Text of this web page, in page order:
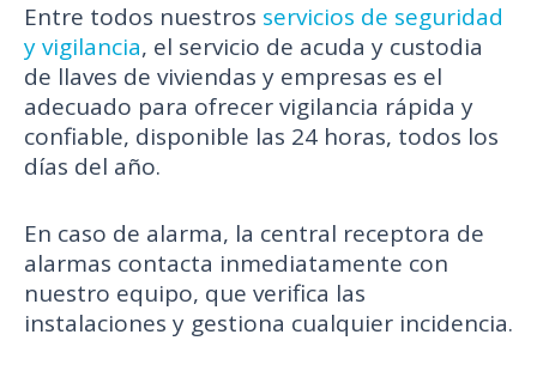
Entre todos nuestros servicios de seguridad
y vigilancia, el servicio de acuda y custodia
de llaves de viviendas y empresas es el
adecuado para ofrecer vigilancia rápida y
confiable, disponible las 24 horas, todos los
días del año.
En caso de alarma, la central receptora de
alarmas contacta inmediatamente con
nuestro equipo, que verifica las
instalaciones y gestiona cualquier incidencia.